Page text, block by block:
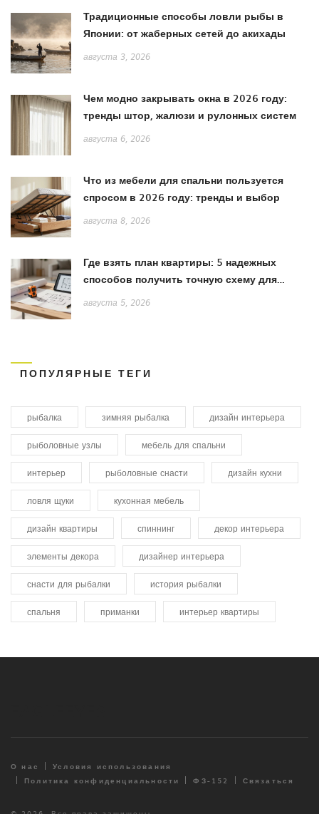
Традиционные способы ловли рыбы в
Японии: от жаберных сетей до акихады
августа 3, 2026
Чем модно закрывать окна в 2026 году:
тренды штор, жалюзи и рулонных систем
августа 6, 2026
Что из мебели для спальни пользуется
спросом в 2026 году: тренды и выбор
августа 8, 2026
Где взять план квартиры: 5 надежных
способов получить точную схему для
ремонта
августа 5, 2026
ПОПУЛЯРНЫЕ ТЕГИ
рыбалка зимняя рыбалка дизайн интерьера
рыболовные узлы мебель для спальни
интерьер рыболовные снасти дизайн кухни
ловля щуки кухонная мебель
дизайн квартиры спиннинг декор интерьера
элементы декора дизайнер интерьера
снасти для рыбалки история рыбалки
спальня приманки интерьер квартиры
О нас
Условия использования
Политика конфиденциальности
ФЗ-152 Связаться